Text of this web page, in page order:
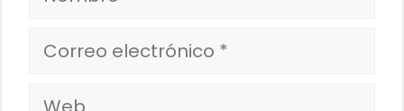
Correo
electrónico
Web